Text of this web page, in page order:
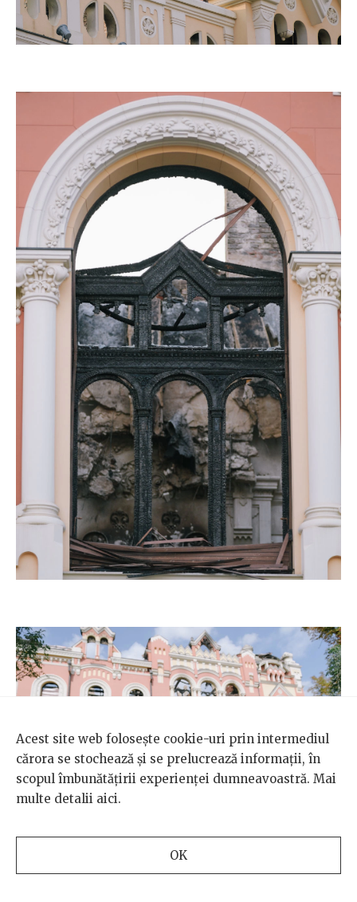
Acest site web folosește cookie-uri prin intermediul
cărora se stochează și se prelucrează informații, în
scopul îmbunătățirii experienței dumneavoastră. Mai
multe detalii aici.
OK